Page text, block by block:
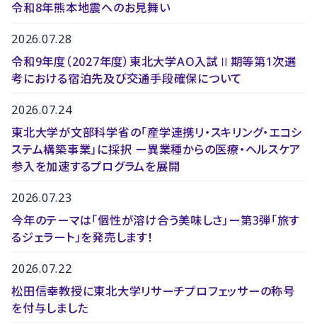
令和8年熊本地震へのお見舞い
2026.07.28
令和9年度（2027年度）東北大学AO入試Ⅱ期等第1次選
考における宿泊先及び交通手段確保について
2026.07.24
東北大学が文部科学省の「産学連携リ・スキリング・エコシ
ステム構築事業」に採択 ー異業種からの医療・ヘルスケア
参入を加速するプログラムを展開
2026.07.23
今年のテーマは「個性が溶け合う美味しさ」ー第3弾「旅す
るジェラート」を発売します！
2026.07.22
松田信幸教授に東北大学リサーチプロフェッサーの称号
を付与しました